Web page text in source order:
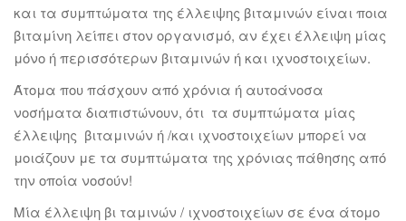
και τα συμπτώματα της έλλειψης βιταμινών είναι ποια
βιταμίνη λείπει στον οργανισμό, αν έχει έλλειψη μίας
μόνο ή περισσότερων βιταμινών ή και ιχνοστοιχείων.
Άτομα που πάσχουν από χρόνια ή αυτοάνοσα
νοσήματα διαπιστώνουν, ότι τα συμπτώματα μίας
έλλειψης βιταμινών ή /και ιχνοστοιχείων μπορεί να
μοιάζουν με τα συμπτώματα της χρόνιας πάθησης από
την οποία νοσούν!
Μία έλλειψη βι ταμινών / ιχνοστοιχείων σε ένα άτομο